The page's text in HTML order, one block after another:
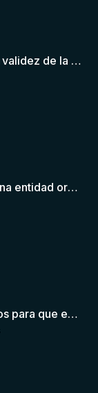
Jurisdicción (TAS) El TAS confirma la validez de la cláusula de sumisión jurisdiccional en el contrato del futbolista.
Jurisdicción TAS: ¿Los estatutos de una entidad organizadora de una liga de fútbol pueden otorgar competencia de forma directa al TAS?
Decisiones apelables (TAS): Requisitos para que exista una decisión